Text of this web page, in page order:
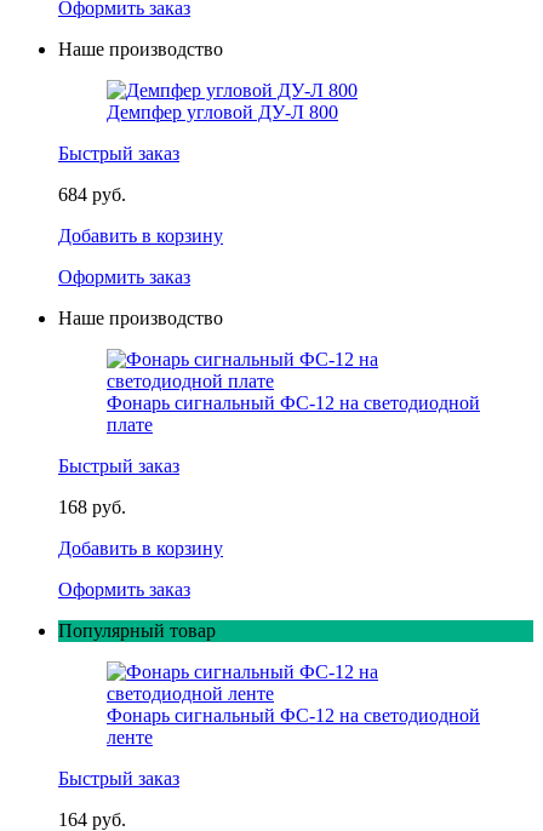
Оформить заказ
Наше производство
Демпфер угловой ДУ-Л 800
Быстрый заказ
684 руб.
Добавить в корзину
Оформить заказ
Наше производство
Фонарь сигнальный ФС-12 на светодиодной
плате
Быстрый заказ
168 руб.
Добавить в корзину
Оформить заказ
Популярный товар
Фонарь сигнальный ФС-12 на светодиодной
ленте
Быстрый заказ
164 руб.